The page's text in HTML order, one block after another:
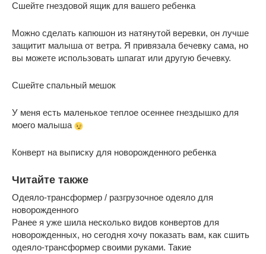
Сшейте гнездовой ящик для вашего ребенка
Можно сделать капюшон из натянутой веревки, он лучше
защитит малыша от ветра. Я привязала бечевку сама, но
вы можете использовать шпагат или другую бечевку.
Сшейте спальный мешок
У меня есть маленькое теплое осеннее гнездышко для
моего малыша
Конверт на выписку для новорожденного ребенка
Читайте также
Одеяло-трансформер / разгрузочное одеяло для
новорожденного
Ранее я уже шила несколько видов конвертов для
новорожденных, но сегодня хочу показать вам, как сшить
одеяло-трансформер своими руками. Такие